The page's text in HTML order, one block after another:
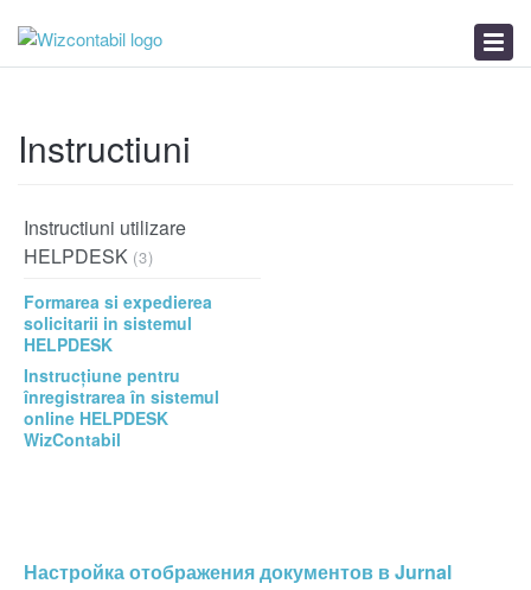
Instructiuni
Instructiuni utilizare
HELPDESK (3)
Formarea si expedierea
solicitarii in sistemul
HELPDESK
Instrucțiune pentru
înregistrarea în sistemul
online HELPDESK
WizContabil
Настройка отображения документов в Jurnal